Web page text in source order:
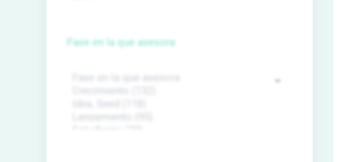
Fase en la que asesora